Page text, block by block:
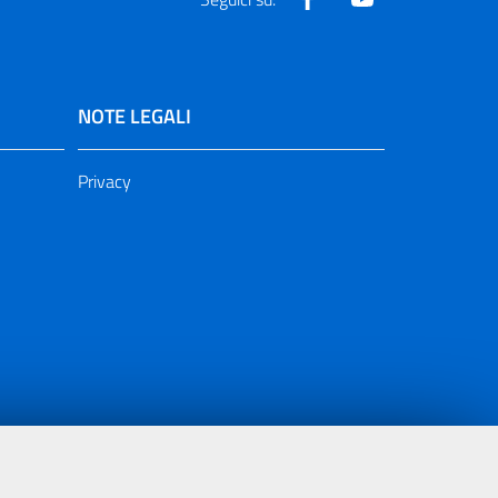
NOTE LEGALI
Privacy
2006 Misura 6.05 - Fondo FESR